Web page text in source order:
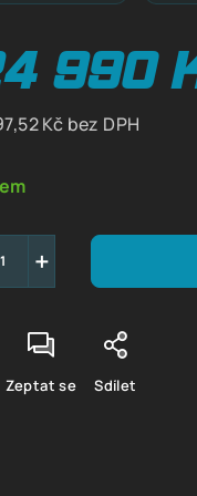
990
Kč bez DPH
+
Zeptat se Sdílet